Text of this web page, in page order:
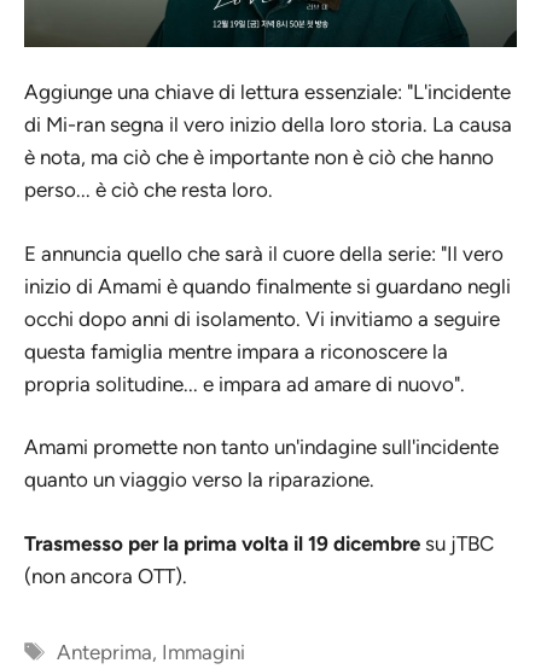
Aggiunge una chiave di lettura essenziale: "L'incidente
di Mi-ran segna il vero inizio della loro storia. La causa
è nota, ma ciò che è importante non è ciò che hanno
perso... è ciò che resta loro.
E annuncia quello che sarà il cuore della serie: "Il vero
inizio di Amami è quando finalmente si guardano negli
occhi dopo anni di isolamento. Vi invitiamo a seguire
questa famiglia mentre impara a riconoscere la
propria solitudine... e impara ad amare di nuovo".
Amami promette non tanto un'indagine sull'incidente
quanto un viaggio verso la riparazione.
Trasmesso per la prima volta il 19 dicembre su jTBC
(non ancora OTT).
Tag
Anteprima, Immagini